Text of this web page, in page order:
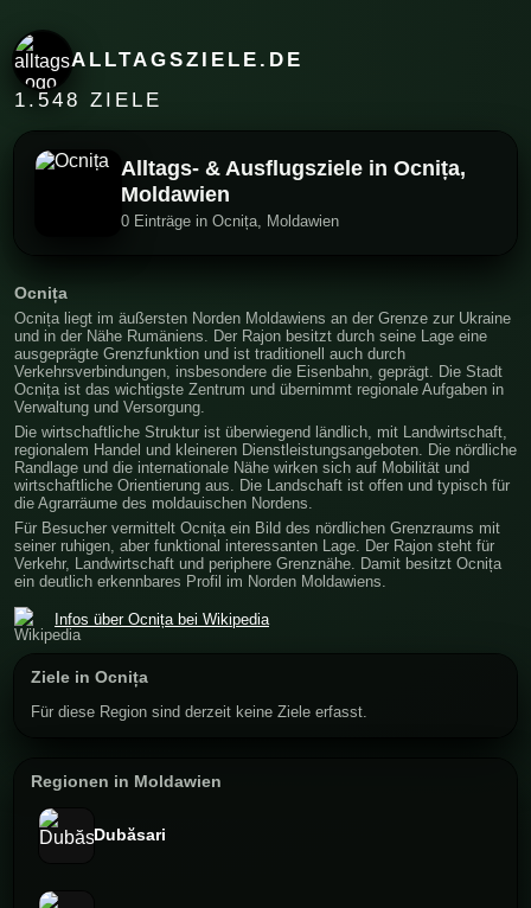
ALLTAGSZIELE.DE
1.548 ZIELE
Alltags- & Ausflugsziele in Ocnița,
Moldawien
0 Einträge in Ocnița, Moldawien
Ocnița
Ocnița liegt im äußersten Norden Moldawiens an der Grenze zur Ukraine
und in der Nähe Rumäniens. Der Rajon besitzt durch seine Lage eine
ausgeprägte Grenzfunktion und ist traditionell auch durch
Verkehrsverbindungen, insbesondere die Eisenbahn, geprägt. Die Stadt
Ocnița ist das wichtigste Zentrum und übernimmt regionale Aufgaben in
Verwaltung und Versorgung.
Die wirtschaftliche Struktur ist überwiegend ländlich, mit Landwirtschaft,
regionalem Handel und kleineren Dienstleistungsangeboten. Die nördliche
Randlage und die internationale Nähe wirken sich auf Mobilität und
wirtschaftliche Orientierung aus. Die Landschaft ist offen und typisch für
die Agrarräume des moldauischen Nordens.
Für Besucher vermittelt Ocnița ein Bild des nördlichen Grenzraums mit
seiner ruhigen, aber funktional interessanten Lage. Der Rajon steht für
Verkehr, Landwirtschaft und periphere Grenznähe. Damit besitzt Ocnița
ein deutlich erkennbares Profil im Norden Moldawiens.
Infos über Ocnița bei Wikipedia
Ziele in Ocnița
Für diese Region sind derzeit keine Ziele erfasst.
Regionen in Moldawien
Dubăsari